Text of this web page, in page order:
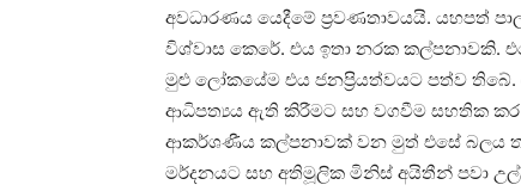
අවධාරණය යෙදීමේ ප්‍රවණතාවයයි. යහපත්
විශ්වාස කෙරේ. එය ඉතා නරක කල්පනාවකි.
මුළු ලෝකයේම එය ජනප්‍රියත්වයට පත්ව තිබේ.
ආධිපත්‍යය ඇති කිරීමට සහ වගවීම සහතික
ආකර්ශණීය කල්පනාවක් වන මුත් එසේ බලය
මර්දනයට සහ අතිමූලික මිනිස් අයිතීන් පවා